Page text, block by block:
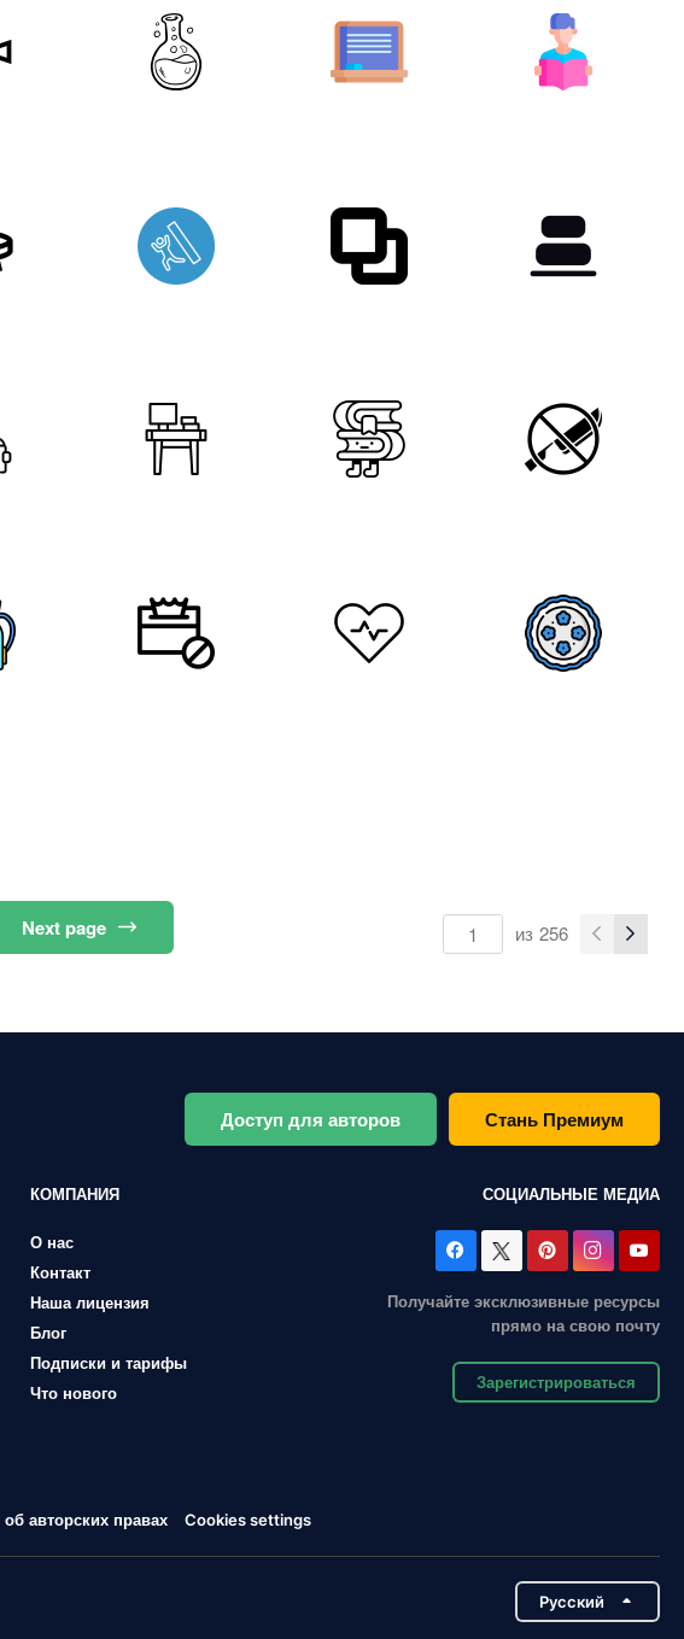
Nextpage из 256
Доступ для авторов Стань Премиум
КОМПАНИЯ
О нас
Контакт
Наша лицензия
Блог
Подписки и тарифы
Что нового
СОЦИАЛЬНЫЕ МЕДИА
Получайте эксклюзивные ресурсы
прямо на свою почту
Зарегистрироваться
авторских правах Cookies settings
Pусский